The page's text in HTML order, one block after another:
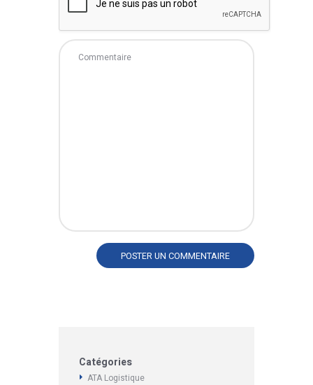
Catégories
ATA Logistique